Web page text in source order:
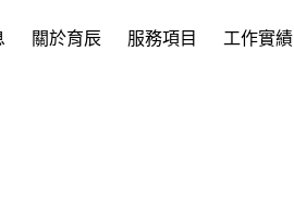
關於育辰 服務項目 工作實績